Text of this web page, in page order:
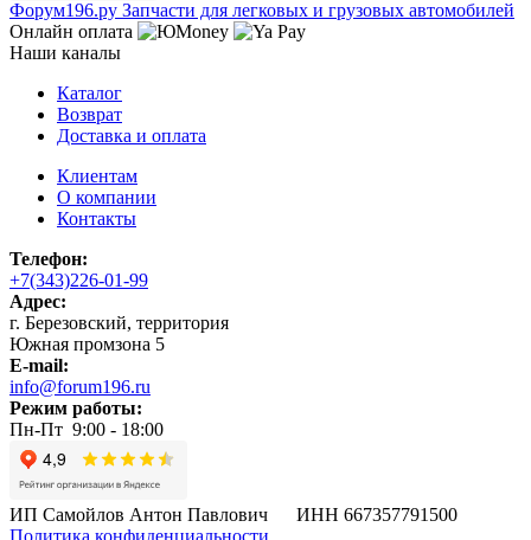
Фoрум196.ру Запчасти для легковых и грузовых автомобилей
Онлайн оплата
Наши каналы
Каталог
Возврат
Доставка и оплата
Клиентам
О компании
Контакты
Телефон:
+7(343)226-01-99
Адрес:
г. Березовский, территория
Южная промзона 5
E-mail:
info@forum196.ru
Режим работы:
Пн-Пт 9:00 - 18:00
ИП Самойлов Антон Павлович ИНН 667357791500
Политика конфиденциальности